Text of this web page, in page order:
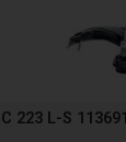
223 L-S 113691